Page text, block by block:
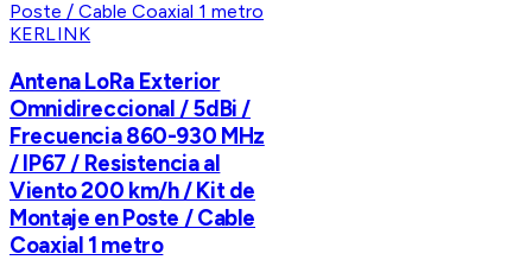
KERLINK
Antena LoRa Exterior
Omnidireccional / 5dBi /
Frecuencia 860-930 MHz
/ IP67 / Resistencia al
Viento 200 km/h / Kit de
Montaje en Poste / Cable
Coaxial 1 metro